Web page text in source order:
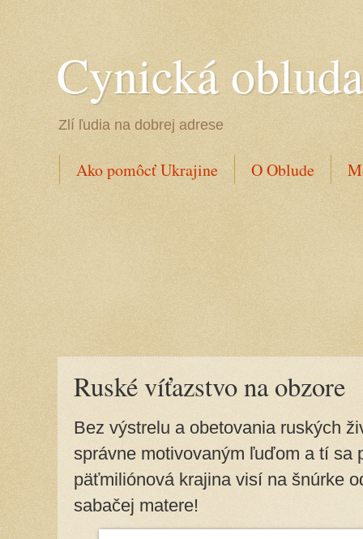
Cynická obluda
Zlí ľudia na dobrej adrese
Ako pomôcť Ukrajine O Oblude
Ruské víťazstvo na obzore
Bez výstrelu a obetovania ruských
správne motivovaným ľuďom a tí sa
päťmiliónová krajina visí na šnúrke
sabačej matere!